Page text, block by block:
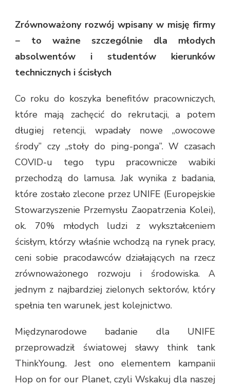
Zrównoważony rozwój wpisany w misję firmy
− to ważne szczególnie dla młodych
absolwentów i studentów kierunków
technicznych i ścisłych
Co roku do koszyka benefitów pracowniczych,
które mają zachęcić do rekrutacji, a potem
długiej retencji, wpadały nowe „owocowe
środy” czy „stoły do ping-ponga”. W czasach
COVID-u tego typu pracownicze wabiki
przechodzą do lamusa. Jak wynika z badania,
które zostało zlecone przez UNIFE (Europejskie
Stowarzyszenie Przemysłu Zaopatrzenia Kolei),
ok. 70% młodych ludzi z wykształceniem
ścisłym, którzy właśnie wchodzą na rynek pracy,
ceni sobie pracodawców działających na rzecz
zrównoważonego rozwoju i środowiska. A
jednym z najbardziej zielonych sektorów, który
spełnia ten warunek, jest kolejnictwo.
Międzynarodowe badanie dla UNIFE
przeprowadził światowej sławy think tank
ThinkYoung. Jest ono elementem kampanii
Hop on for our Planet, czyli Wskakuj dla naszej